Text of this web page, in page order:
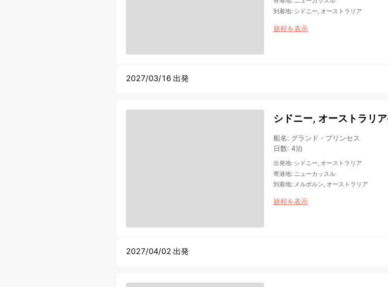
到着地: シドニー, オーストラリア
旅程を表示
2027/03/16 出発
シドニー, オーストラリ
船名: グランド・プリンセス
日数: 4泊
出発地: シドニー, オーストラリア
寄港地: ニューカッスル
到着地: メルボルン, オーストラリア
旅程を表示
2027/04/02 出発